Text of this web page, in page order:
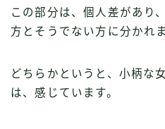
この部分は、個人差があり
方とそうでない方に分かれま
どちらかというと、小柄な
は、感じています。